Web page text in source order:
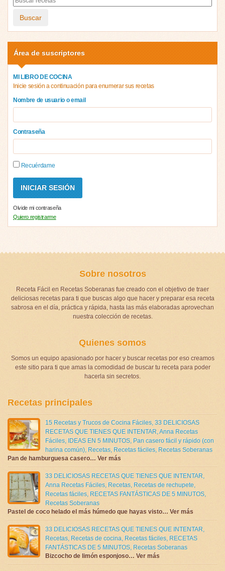
Buscar
Área de suscriptores
MI LIBRO DE COCINA
Inicie sesión a continuación para enumerar sus recetas
Nombre de usuario o email
Contraseña
Recuérdame
Olvide mi contraseña
Quiero registrarme
Sobre nosotros
Receta Fácil en Recetas Soberanas fue creado con el objetivo de traer
deliciosas recetas para ti que buscas algo que hacer y preparar esa receta
sabrosa en el día, práctica y rápida, hasta las más elaboradas aprovechan
nuestra colección de recetas.
Quienes somos
Somos un equipo apasionado por hacer y buscar recetas por eso creamos
este sitio para ti que amas la comodidad de buscar tu receta para poder
hacerla sin secretos.
Recetas principales
15 Recetas y Trucos de Cocina Fáciles, 33 DELICIOSAS
RECETAS QUE TIENES QUE INTENTAR,Anna Recetas
Fáciles, IDEAS EN 5 MINUTOS, Pan casero fácil y rápido (con
harina común), Recetas, Recetas fáciles, Recetas Soberanas
Pan de hamburguesa casero… Ver más
33 DELICIOSAS RECETAS QUE TIENES QUE INTENTAR,
Anna Recetas Fáciles, Recetas, Recetas de rechupete,
Recetas fáciles, RECETAS FANTÁSTICAS DE 5 MINUTOS,
Recetas Soberanas
Pastel de coco helado el más húmedo que hayas visto… Ver más
33 DELICIOSAS RECETAS QUE TIENES QUE INTENTAR,
Recetas, Recetas de cocina, Recetas fáciles, RECETAS
FANTÁSTICAS DE 5 MINUTOS, Recetas Soberanas
Bizcocho de limón esponjoso… Ver más